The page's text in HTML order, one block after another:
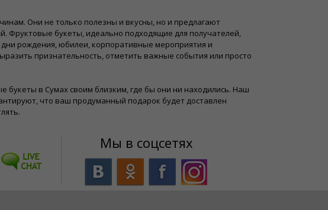
Они не только полезны и вкусны, но и предлагают
букеты, идеально подходящие для получателей,
рождения, юбилеи, корпоративные мероприятия и
признательность, отметить важные события или просто
букеты в Сумах своим близким, где бы они ни находились. Наш
что ваш продуманный подарок будет доставлен
Мы в соцсетях